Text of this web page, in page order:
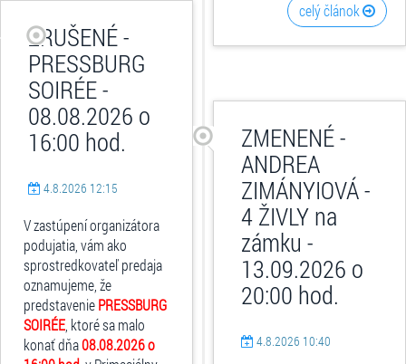
celý článok
ZRUŠENÉ -
PRESSBURG
SOIRÉE -
08.08.2026 o
16:00 hod.
4.8.2026 12:15
V zastúpení organizátora
podujatia, vám ako
sprostredkovateľ predaja
oznamujeme, že
predstaveniePRESSBURG
SOIRÉE , ktoré sa malo
konať dňa08.08.2026 o
ZMENENÉ -
ANDREA
ZIMÁNYIOVÁ -
4 ŽIVLY na
zámku -
13.09.2026 o
20:00 hod.
4.8.2026 10:40